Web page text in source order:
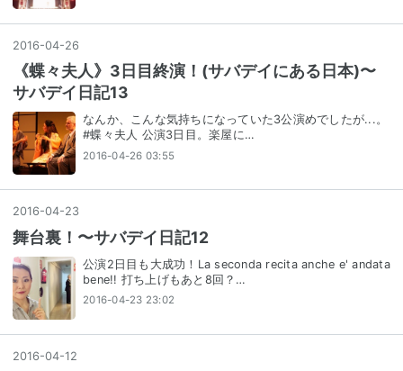
2016-04-26
《蝶々夫人》3日目終演！(サバデイにある日本)〜
サバデイ日記13
なんか、こんな気持ちになっていた3公演めでしたが...。
#蝶々夫人 公演3日目。楽屋に…
2016-04-26 03:55
2016-04-23
舞台裏！〜サバデイ日記12
公演2日目も大成功！La seconda recita anche e' andata
bene!! 打ち上げもあと8回？…
2016-04-23 23:02
2016-04-12